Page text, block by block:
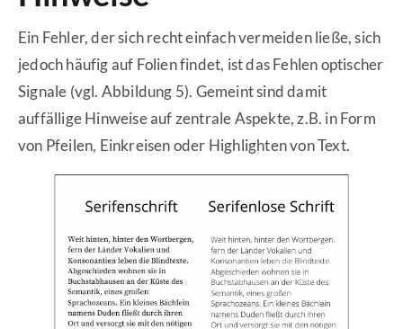
Ein Fehler, der sich recht einfach vermeiden ließe, sich
jedoch häufig auf Folien findet, ist das Fehlen optischer
Signale (vgl. Abbildung 5). Gemeint sind damit
auffällige Hinweise auf zentrale Aspekte, z.B. in Form
von Pfeilen, Einkreisen oder Highlighten von Text.